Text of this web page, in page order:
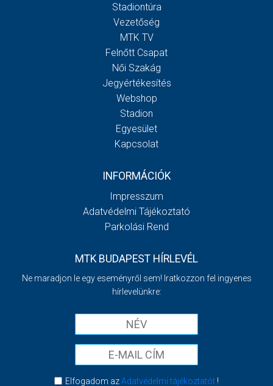
Stadiontúra
Vezetőség
MTK TV
Felnőtt Csapat
Női Szakág
Jegyértékesítés
Webshop
Stadion
Egyesület
Kapcsolat
INFORMÁCIÓK
Impresszum
Adatvédelmi Tájékoztató
Parkolási Rend
MTK BUDAPEST HÍRLEVÉL
Ne maradjon le egy eseményről sem! Iratkozzon fel ingyenes
hírlevelünkre:
Elfogadom azAdatvédelmi tájékoztatót!